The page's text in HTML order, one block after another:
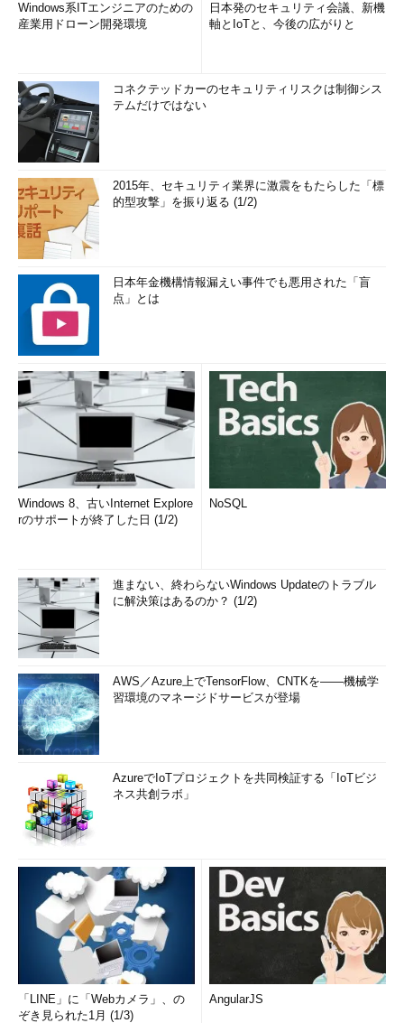
Windows系ITエンジニアのための
産業用ドローン開発環境
日本発のセキュリティ会議、新機
軸とIoTと、今後の広がりと
コネクテッドカーのセキュリティリスクは制御シス
テムだけではない
2015年、セキュリティ業界に激震をもたらした「標
的型攻撃」を振り返る (1/2)
日本年金機構情報漏えい事件でも悪用された「盲
点」とは
Windows 8、古いInternet Explore
rのサポートが終了した日 (1/2)
NoSQL
進まない、終わらないWindows Updateのトラブル
に解決策はあるのか？ (1/2)
AWS／Azure上でTensorFlow、CNTKを――機械学
習環境のマネージドサービスが登場
AzureでIoTプロジェクトを共同検証する「IoTビジ
ネス共創ラボ」
「LINE」に「Webカメラ」、の
ぞき見られた1月 (1/3)
AngularJS